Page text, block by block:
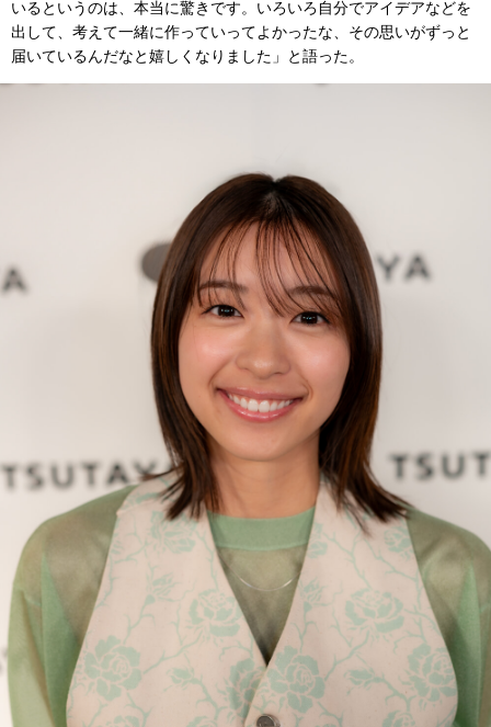
いるというのは、本当に驚きです。いろいろ自分でアイデアなどを
出して、考えて一緒に作っていってよかったな、その思いがずっと
届いているんだなと嬉しくなりました」と語った。